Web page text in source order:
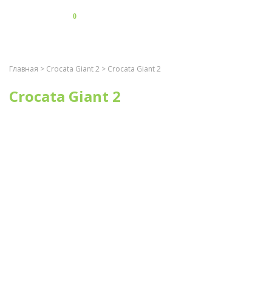
0
Главная > Crocata Giant 2 > Crocata Giant 2
Crocata Giant 2